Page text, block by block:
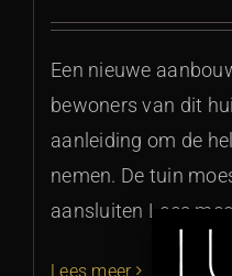
Een nieuwe
bewoners van dit
aanleiding om de
nemen. De tuin
aansluiten Lees
Lees meer